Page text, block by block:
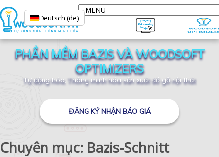
PHẦN MỀM BAZIS VÀ WOODSOFT
OPTIMIZERS
Tự động hóa, Thông minh hóa sản xuất đồ gỗ nội thất
ĐĂNG KÝ NHẬN BÁO GIÁ
Chuyên mục: Bazis-Schnitt
Deutsch (de)